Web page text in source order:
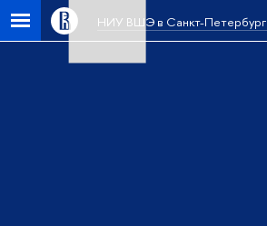
НИУ ВШЭ в Санкт-